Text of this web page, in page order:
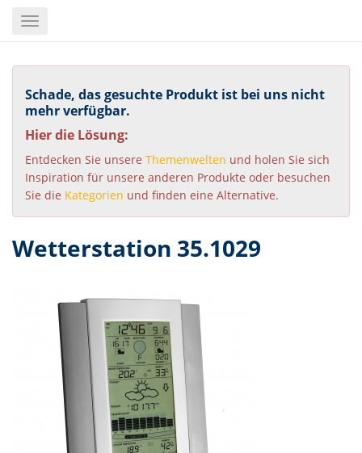
content
Toggle
Schade, das gesuchte Produkt ist bei uns nicht
mehr verfügbar.
Hier die Lösung:
Entdecken Sie unsere Themenwelten und holen Sie sich
Inspiration für unsere anderen Produkte oder besuchen
Sie die Kategorien und finden eine Alternative.
Wetterstation 35.1029